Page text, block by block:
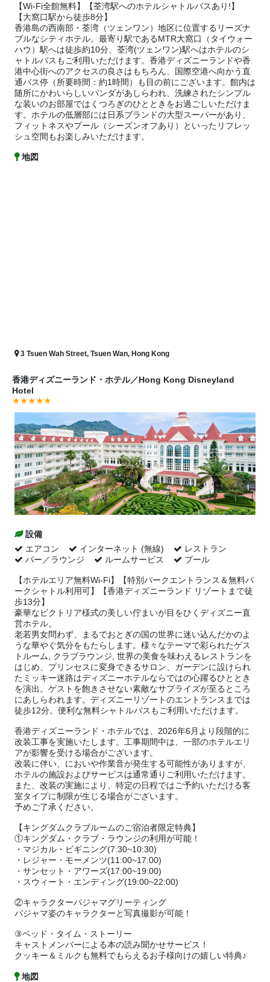
【Wi-Fi全館無料】【荃湾駅へのホテルシャトルバスあり!】
【大窩口駅から徒歩8分】
香港島の西南部・荃湾（ツェンワン）地区に位置するリーズナ
ブルなシティホテル。最寄り駅であるMTR大窩口（タイウォー
ハウ）駅へは徒歩約10分、荃湾(ツェンワン)駅へはホテルのシ
ャトルバスもご利用いただけます。香港ディズニーランドや香
港中心街へのアクセスの良さはもちろん、国際空港へ向かう直
通バス停（所要時間：約1時間）も目の前にございます。館内は
随所にかわいらしいパンダがあしらわれ、洗練されたシンプル
な装いのお部屋ではくつろぎのひとときをお過ごしいただけま
す。ホテルの低層部には日系ブランドの大型スーパーがあり、
フィットネスやプール（シーズンオフあり）といったリフレッ
シュ空間もお楽しみいただけます。
地図
3 Tsuen Wah Street, Tsuen Wan, Hong Kong
香港ディズニーランド・ホテル／Hong Kong Disneyland
Hotel
★★★★★
設備
エアコン
インターネット (無線)
レストラン
バー／ラウンジ
ルームサービス プール
【ホテルエリア無料Wi-Fi】【特別パークエントランス＆無料パ
ークシャトル利用可】【香港ディズニーランド リゾートまで徒
歩13分】
豪華なビクトリア様式の美しい佇まいが目をひくディズニー直
営ホテル。
老若男女問わず、まるでおとぎの国の世界に迷い込んだかのよ
うな華やぐ気分をもたらします。様々なテーマで彩られたゲス
トルーム, クラブラウンジ, 世界の美食を味わえるレストランを
はじめ、プリンセスに変身できるサロン、ガーデンに設けられ
たミッキー迷路はディズニーホテルならではの心躍るひととき
を演出。ゲストを飽きさせない素敵なサプライズが至るところ
にあしらわれます。ディズニーリゾートのエントランスまでは
徒歩12分。便利な無料シャトルバスもご利用いただけます。
香港ディズニーランド・ホテルでは、2026年6月より段階的に
改装工事を実施いたします。工事期間中は、一部のホテルエリ
アが影響を受ける場合がございます。
改装に伴い、においや作業音が発生する可能性がありますが、
ホテルの施設およびサービスは通常通りご利用いただけます。
また、改装の実施により、特定の日程ではご予約いただける客
室タイプに制限が生じる場合がございます。
予めご了承ください。
【キングダムクラブルームのご宿泊者限定特典】
①キングダム・クラブ・ラウンジの利用が可能！
・マジカル・ビギニング(7:30~10:30)
・レジャー・モーメンツ(11:00~17:00)
・サンセット・アワーズ(17:00~19:00)
・スウィート・エンディング(19:00~22:00)
②キャラクターパジャマグリーティング
パジャマ姿のキャラクターと写真撮影が可能！
③ベッド・タイム・ストーリー
キャストメンバーによる本の読み聞かせサービス！
クッキー＆ミルクも無料でもらえるお子様向けの嬉しい特典♪
地図